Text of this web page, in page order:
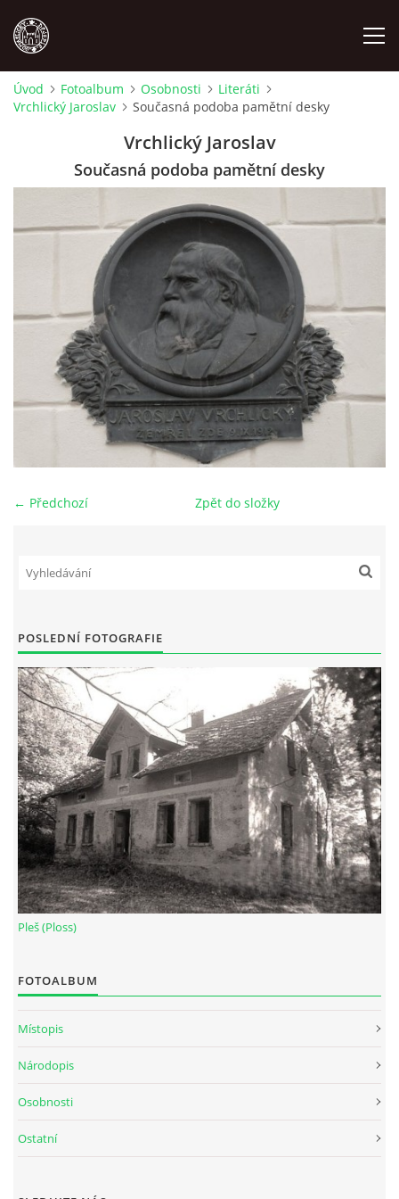
MÍSTOPIS
NÁRODOPIS
ODKAZY
DŮL NA SLÍDU (NA KOLE)
Tento projekt je realizován za finanční podpory
města Domažlice.
© 2026 eStránky.cz Aktualizováno: 17. 7. 2026|Nahoru ↑
Úvod Fotoalbum Osobnosti
Literáti
Vrchlický Jaroslav
Současná podoba pamětní desky
Vrchlický Jaroslav
Současná podoba pamětní desky
← Předchozí Zpět do složky
POSLEDNÍ FOTOGRAFIE
Pleš (Ploss)
FOTOALBUM
Místopis
Národopis
Osobnosti
Ostatní